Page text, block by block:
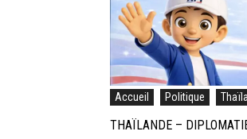
Accueil Politique
THAÏLANDE –